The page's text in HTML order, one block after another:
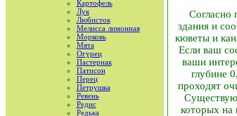
Картофель
Лук
Любисток
Мелисса лимонная
Морковь
Мята
Огурец
Пастернак
Патисон
Перец
Петрушка
Ревень
Редис
Редька
Согласно
здания и
кюветы и
Если ваш
ваши
глубине
проходят
которых на